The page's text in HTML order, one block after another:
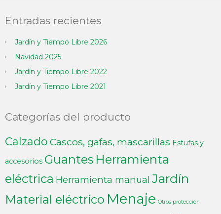
Entradas recientes
Jardín y Tiempo Libre 2026
Navidad 2025
Jardín y Tiempo Libre 2022
Jardín y Tiempo Libre 2021
Categorías del producto
Calzado Cascos, gafas, mascarillas Estufas y
accesorios Guantes Herramienta
eléctrica Herramienta manual Jardín
Material eléctrico Menaje Otros protección